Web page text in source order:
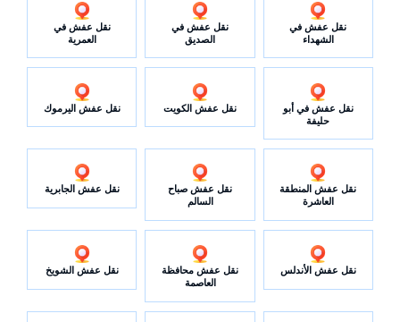
نقل عفش في
الشهداء
نقل عفش في
الصديق
نقل عفش في
العمرية
نقل عفش في أبو
حليفة
نقل عفش الكويت نقل عفش اليرموك
نقل عفش المنطقة
العاشرة
نقل عفش صباح
السالم
نقل عفش الجابرية
نقل عفش الأندلس
نقل عفش محافظة
العاصمة
نقل عفش الشويخ